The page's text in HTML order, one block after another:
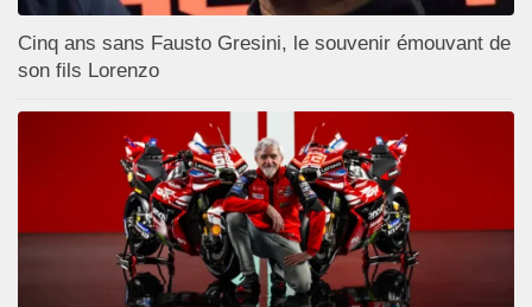
Cinq ans sans Fausto Gresini, le souvenir émouvant de
son fils Lorenzo